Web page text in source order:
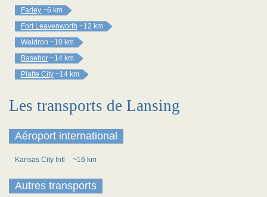
Farley ~6 km
Fort Leavenworth ~12 km
Waldron ~10 km
Basehor ~14 km
Platte City ~14 km
Les transports de Lansing
Aéroport international
Kansas City Intl ~16 km
Autres transports